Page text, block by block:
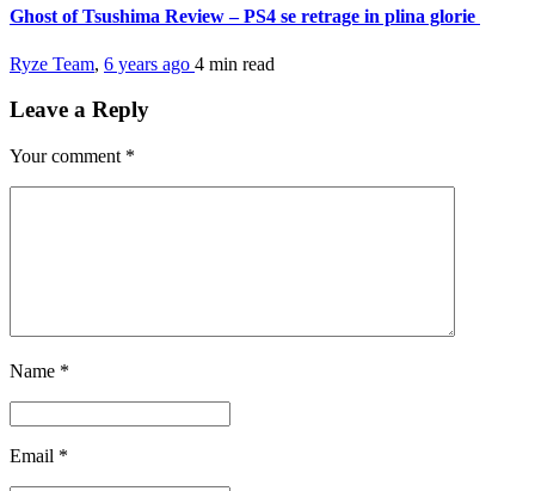
Ghost of Tsushima Review – PS4 se retrage in plina glorie
Ryze Team, 6 years ago 4 min read
Leave a Reply
Your comment *
Name *
Email *